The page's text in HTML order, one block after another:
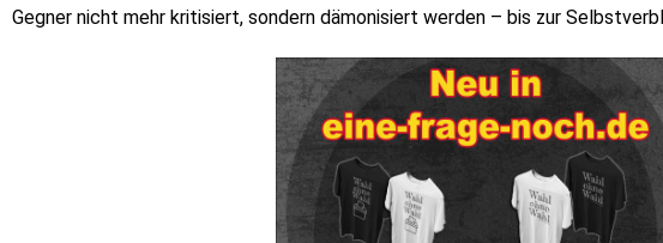
Gegner nicht mehr kritisiert, sondern dämonisiert werden – bis zur